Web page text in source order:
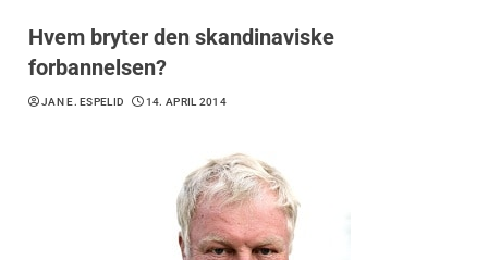
Hvem bryter den skandinaviske
forbannelsen?
JAN E. ESPELID 14. APRIL 2014